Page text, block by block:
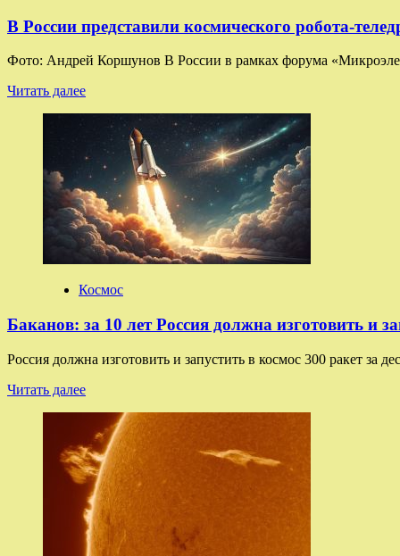
В России представили космического робота-
Фото: Андрей Коршунов В России в рамках форума
Читать далееПрочитать
России
представили
космического
робота-
теледроида
Космос
Баканов: за 10 лет Россия должна изготовить и
Россия должна изготовить и запустить в космос 300 ракет за
Читать далееПрочитать
Баканов:
за
10
лет
Россия
должна
изготовить
и